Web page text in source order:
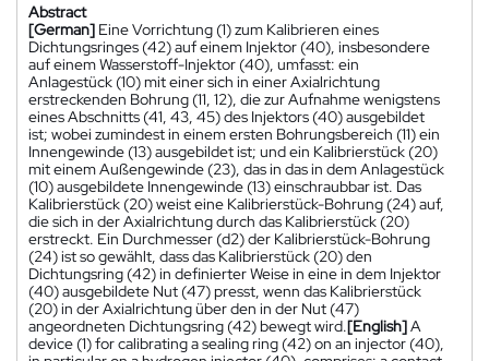
Abstract
[German] Eine Vorrichtung (1) zum Kalibrieren eines
Dichtungsringes (42) auf einem Injektor (40), insbesondere
auf einem Wasserstoff-Injektor (40), umfasst: ein
Anlagestück (10) mit einer sich in einer Axialrichtung
erstreckenden Bohrung (11, 12), die zur Aufnahme wenigstens
eines Abschnitts (41, 43, 45) des Injektors (40) ausgebildet
ist; wobei zumindest in einem ersten Bohrungsbereich (11) ein
Innengewinde (13) ausgebildet ist; und ein Kalibrierstück (20)
mit einem Außengewinde (23), das in das in dem Anlagestück
(10) ausgebildete Innengewinde (13) einschraubbar ist. Das
Kalibrierstück (20) weist eine Kalibrierstück-Bohrung (24) auf,
die sich in der Axialrichtung durch das Kalibrierstück (20)
erstreckt. Ein Durchmesser (d2) der Kalibrierstück-Bohrung
(24) ist so gewählt, dass das Kalibrierstück (20) den
Dichtungsring (42) in definierter Weise in eine in dem Injektor
(40) ausgebildete Nut (47) presst, wenn das Kalibrierstück
(20) in der Axialrichtung über den in der Nut (47)
angeordneten Dichtungsring (42) bewegt wird.[English]A
device (1) for calibrating a sealing ring (42) on an injector (40),